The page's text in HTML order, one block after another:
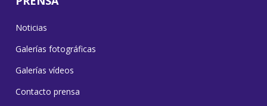
Noticias
Galerías fotográficas
Galerías vídeos
Contacto prensa